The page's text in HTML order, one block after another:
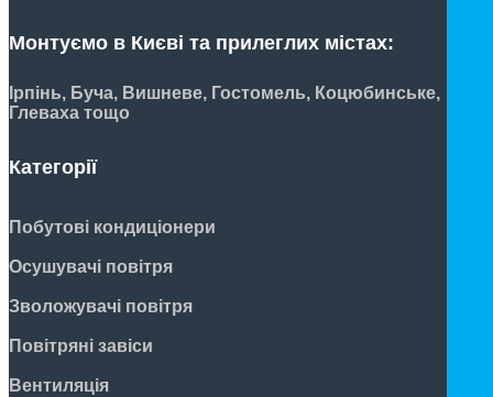
Монтуємо в Києві та прилеглих містах:
Ірпінь, Буча, Вишневе, Гостомель, Коцюбинське,
Глеваха тощо
Категорії
Побутові кондиціонери
Осушувачі повітря
Зволожувачі повітря
Повітряні завіси
Вентиляція